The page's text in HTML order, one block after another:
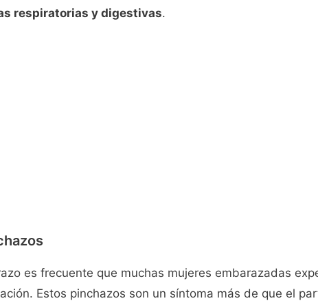
respiratorias y digestivas.
es frecuente que muchas mujeres embarazadas
Estos pinchazos son un síntoma más de que el